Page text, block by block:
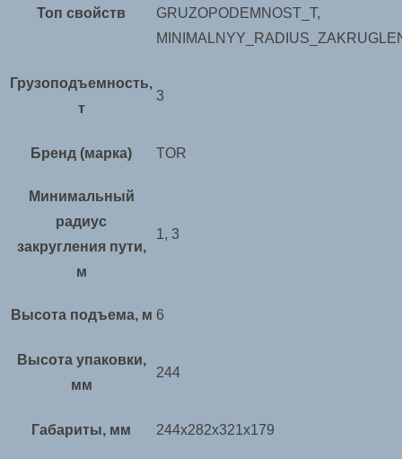
Топ свойств
GRUZOPODEMNOST_T,
Грузоподъемность,
т
3
Бренд (марка) TOR
Минимальный
радиус
закругления пути,
м
1, 3
Высота подъема, м 6
Высота упаковки,
мм
244
Габариты, мм 244х282х321х179